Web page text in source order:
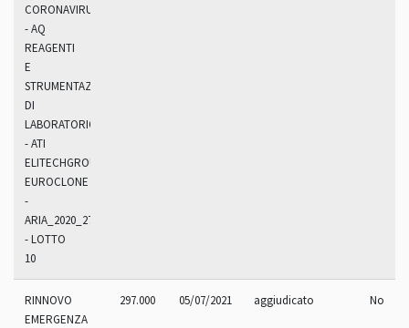
CORONAVIRUS
- AQ
REAGENTI
E
STRUMENTAZIONI
DI
LABORATORIO
- ATI
ELITECHGROUP
EUROCLONE
-
ARIA_2020_270.9R
- LOTTO
10
RINNOVO
EMERGENZA
297.000 05/07/2021 aggiudicato No